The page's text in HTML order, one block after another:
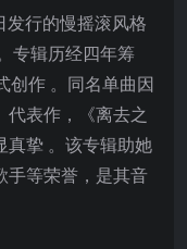
发行的慢摇滚风格
专辑历经四年筹
创作 。同名单曲因
代表作，《离去之
真挚 。该专辑助她
手等荣誉，是其音